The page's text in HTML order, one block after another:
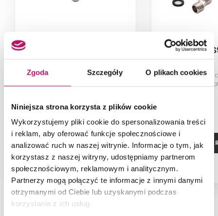
Zgoda Szczegóły O plikach cookies
Niniejsza strona korzysta z plików cookie
Wykorzystujemy pliki cookie do spersonalizowania treści
i reklam, aby oferować funkcje społecznościowe i
analizować ruch w naszej witrynie. Informacje o tym, jak
korzystasz z naszej witryny, udostępniamy partnerom
społecznościowym, reklamowym i analitycznym.
Partnerzy mogą połączyć te informacje z innymi danymi
otrzymanymi od Ciebie lub uzyskanymi podczas
korzystania z ich usług.
Cersanit Avedo S951-104
Przełącznik kran/słuchawka
baterii wannowo-natryskowej
ZOBACZ PRODUKT
Cersanit
Komplet
wannowo-
ZOBACZ